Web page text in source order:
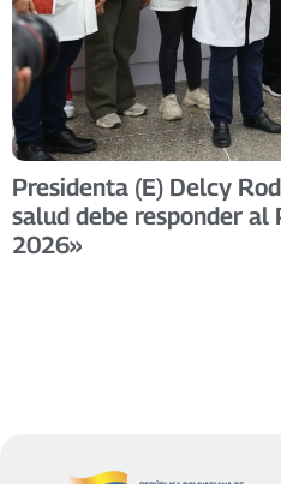
Presidenta (E) Delcy
salud debe responder al
2026»